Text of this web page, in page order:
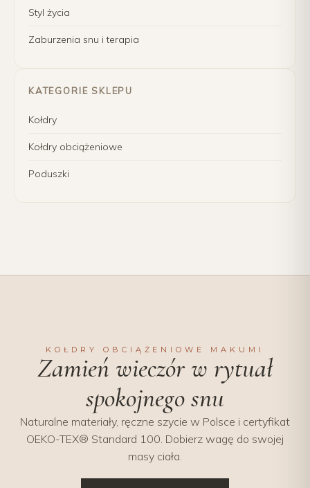
Styl życia
Zaburzenia snu i terapia
KATEGORIE SKLEPU
Kołdry
Kołdry obciążeniowe
Poduszki
KOŁDRY OBCIĄŻENIOWE MAKUMI
Zamień wieczór w rytuał
spokojnego snu
Naturalne materiały, ręczne szycie w Polsce i certyfikat
OEKO-TEX® Standard 100. Dobierz wagę do swojej
masy ciała.